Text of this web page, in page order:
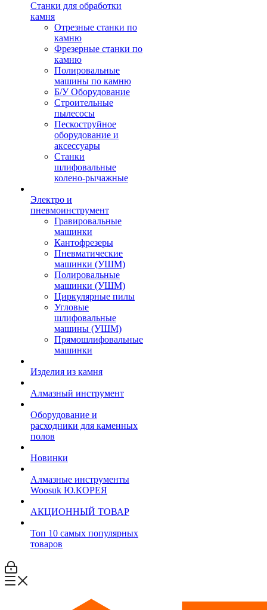
Станки для обработки
камня
Отрезные станки по
камню
Фрезерные станки по
камню
Полировальные
машины по камню
Б/У Оборудование
Строительные
пылесосы
Пескоструйное
оборудование и
аксессуары
Станки
шлифовальные
колено-рычажные
Электро и
пневмоинструмент
Гравировальные
машинки
Кантофрезеры
Пневматические
машинки (УШМ)
Полировальные
машинки (УШМ)
Циркулярные пилы
Угловые
шлифовальные
машины (УШМ)
Прямошлифовальные
машинки
Изделия из камня
Алмазный инструмент
Оборудование и
расходники для каменных
полов
Новинки
Алмазные инструменты
Woosuk Ю.КОРЕЯ
АКЦИОННЫЙ ТОВАР
Топ 10 самых популярных
товаров